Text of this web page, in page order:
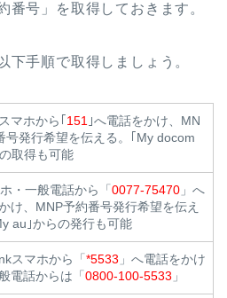
番号」を取得しておきます。
下手順で取得しましょう。
マホから｢ 151 ｣へ電話をかけ、MN
号発行希望を伝える。｢My docom
取得も可能
・一般電話から「 0077-75470 」へ
け、MNP予約番号発行希望を伝え
au｣からの発行も可能
スマホから「 *5533 」へ電話をかけ
電話からは「 0800-100-5533 」